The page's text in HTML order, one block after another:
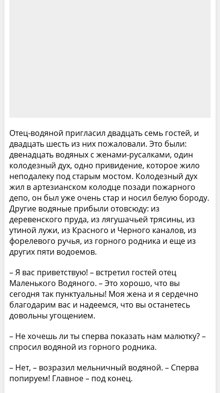
Отец-водяной пригласил двадцать семь гостей, и
двадцать шесть из них пожаловали. Это были:
двенадцать водяных с женами-русалками, один
колодезный дух, одно привидение, которое жило
неподалеку под старым мостом. Колодезный дух
жил в артезианском колодце позади пожарного
депо, он был уже очень стар и носил белую бороду.
Другие водяные прибыли отовсюду: из
деревенского пруда, из лягушачьей трясины, из
утиной лужи, из Красного и Черного каналов, из
форелевого ручья, из горного родника и еще из
других пяти водоемов.
– Я вас приветствую! – встретил гостей отец
Маленького Водяного. – Это хорошо, что вы
сегодня так пунктуальны! Моя жена и я сердечно
благодарим вас и надеемся, что вы останетесь
довольны угощением.
– Не хочешь ли ты сперва показать нам малютку? –
спросил водяной из горного родника.
– Нет, – возразил мельничный водяной. – Сперва
попируем! Главное – под конец.